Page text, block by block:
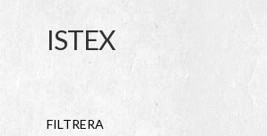
ISTEX
FILTRERA